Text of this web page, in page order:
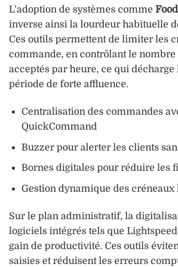
L’adoption de systèmes comme
inverse ainsi la lourdeur habituelle
Ces outils permettent de limiter les
commande, en contrôlant le
acceptés par heure, ce qui décharge
période de forte affluence.
Centralisation des commandes
QuickCommand
Buzzer pour alerter les clients
Bornes digitales pour réduire les
Gestion dynamique des créneaux
Sur le plan administratif, la
logiciels intégrés tels que
gain de productivité. Ces outils
saisies et réduisent les erreurs